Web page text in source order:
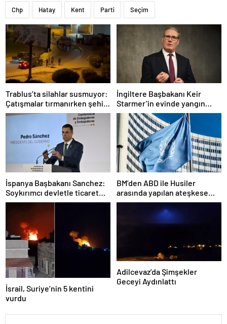
Chp Hatay Kent Parti Seçim
Trablus’ta silahlar susmuyor:
Çatışmalar tırmanırken şehir
alarmda
İngiltere Başbakanı Keir
Starmer’in evinde yangın
çıktı
İspanya Başbakanı Sanchez:
Soykırımcı devletle ticaret
yapmayız
BM’den ABD ile Husiler
arasında yapılan ateşkese
ilişkin değerlendirme
İsrail, Suriye’nin 5 kentini
vurdu
Adilcevaz’da Şimşekler
Geceyi Aydınlattı